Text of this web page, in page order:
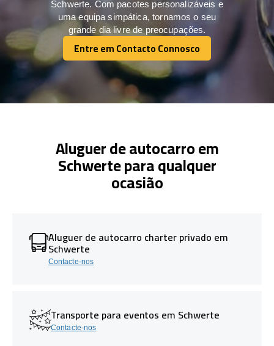
Schwerte. Com pacotes personalizáveis e
uma equipa simpática, tornamos o seu
grande dia livre de preocupações.
Entre em Contacto Connosco
Entre em Contacto Connosco
Aluguer de autocarro em
Schwerte para qualquer
ocasião
Aluguer de autocarro charter privado em
Schwerte
Contacte-nos
Transporte para eventos em Schwerte
Contacte-nos